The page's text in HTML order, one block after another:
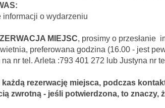
o wydarzeniu
MIEJSC, prosimy o przesłanie
preferowana godzina (16.00 - jest
nr tel. Arleta :793 401 272 lub Justyna nr
rezerwację miejsca, podczas
zwrotną - jeśli potwierdzona, to znaczy,